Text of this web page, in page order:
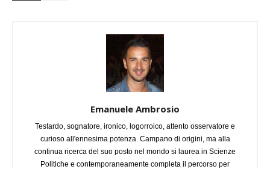
Emanuele Ambrosio
Testardo, sognatore, ironico, logorroico, attento osservatore e
curioso all'ennesima potenza. Campano di origini, ma alla
continua ricerca del suo posto nel mondo si laurea in Scienze
Politiche e contemporaneamente completa il percorso per